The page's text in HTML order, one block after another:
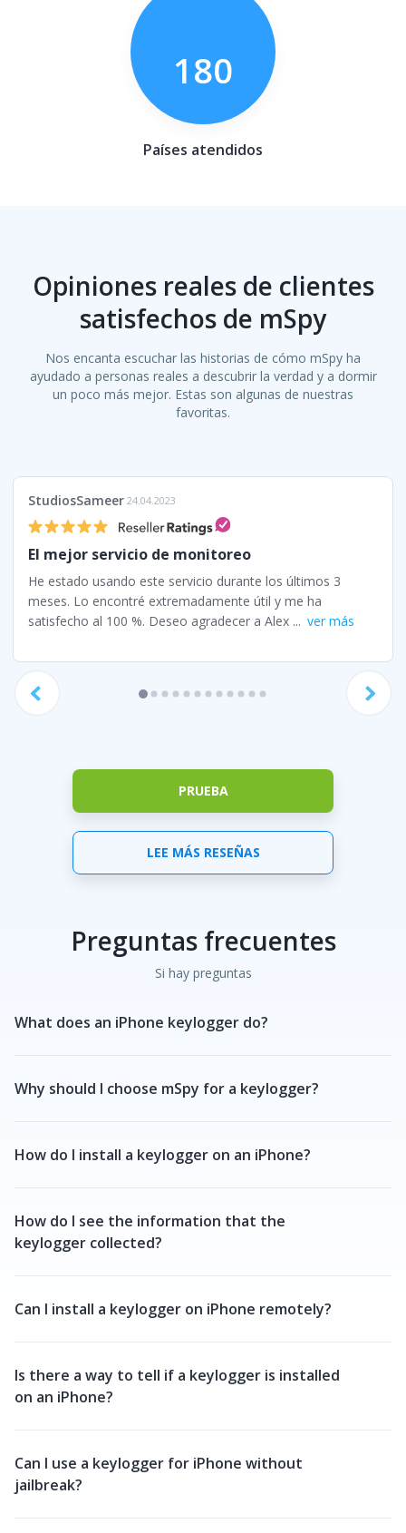
180
Países atendidos
Opiniones reales de clientes
satisfechos de mSpy
Nos encanta escuchar las historias de cómo mSpy ha
ayudado a personas reales a descubrir la verdad y a dormir
un poco más mejor. Estas son algunas de nuestras
favoritas.
StudiosSameer 24.04.2023
El mejor servicio de monitoreo
He estado usando este servicio durante los últimos 3
meses. Lo encontré extremadamente útil y me ha
satisfecho al 100 %. Deseo agradecer a Alex ... ver más
PRUEBA
LEE MÁS RESEÑAS
Preguntas frecuentes
Si hay preguntas
What does an iPhone keylogger do?
Why should I choose mSpy for a keylogger?
How do I install a keylogger on an iPhone?
How do I see the information that the
keylogger collected?
Can I install a keylogger on iPhone remotely?
Is there a way to tell if a keylogger is installed
on an iPhone?
Can I use a keylogger for iPhone without
jailbreak?